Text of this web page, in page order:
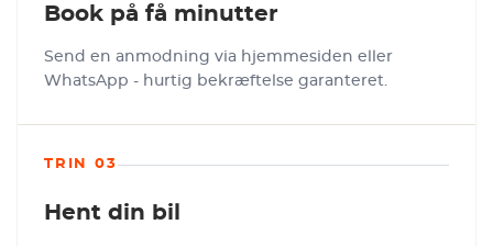
Book på få minutter
Send en anmodning via hjemmesiden eller
WhatsApp - hurtig bekræftelse garanteret.
TRIN 03
Hent din bil